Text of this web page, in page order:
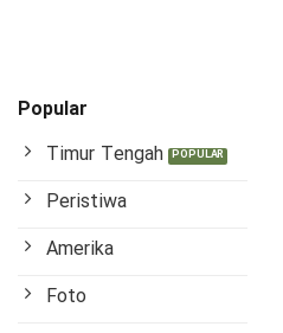
Popular
Timur Tengah
Peristiwa
Amerika
Foto